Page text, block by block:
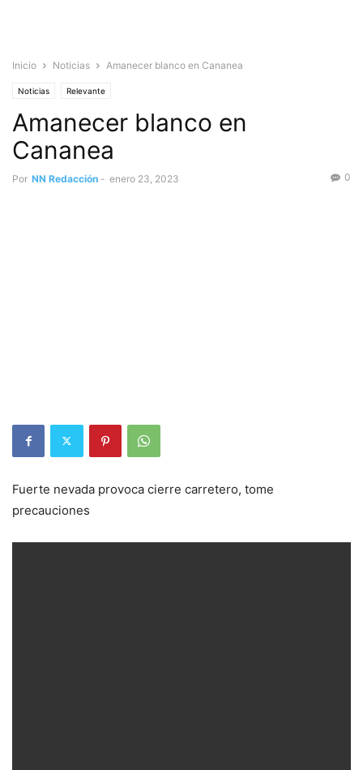
Inicio Noticias Amanecer blanco en Cananea
Noticias Relevante
Amanecer blanco en
Cananea
Por NN Redacción - enero 23, 2023 0
Fuerte nevada provoca cierre carretero, tome
precauciones